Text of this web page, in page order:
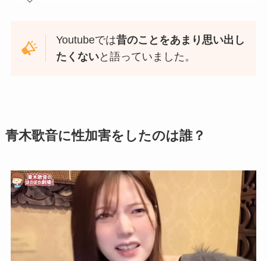
Youtubeでは昔のことをあまり思い出し
たくないと語っていました。
青木歌音に性加害をしたのは誰？